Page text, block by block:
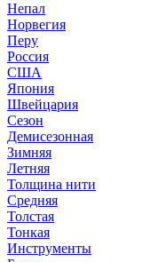
Непал
Норвегия
Перу
Россия
США
Япония
Швейцария
Сезон
Демисезонная
Зимняя
Летняя
Толщина нити
Средняя
Толстая
Тонкая
Инструменты